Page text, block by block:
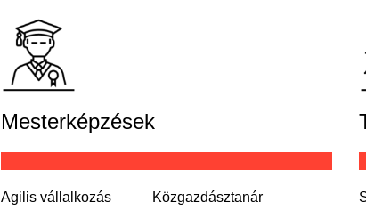
Mesterképzések
Agilis vállalkozás Közgazdásztanár